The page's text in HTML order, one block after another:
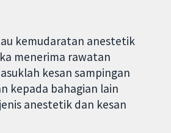
kemudaratan anestetik
menerima rawatan
kesan sampingan
kepada bahagian lain
anestetik dan kesan